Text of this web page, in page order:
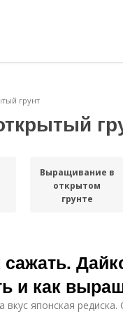
грунт
Выращивание в
открытом
грунте
и как
вкус японская